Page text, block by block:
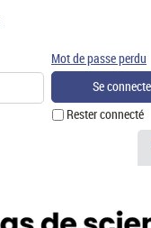
Rester connecté
Mot de passe perdu